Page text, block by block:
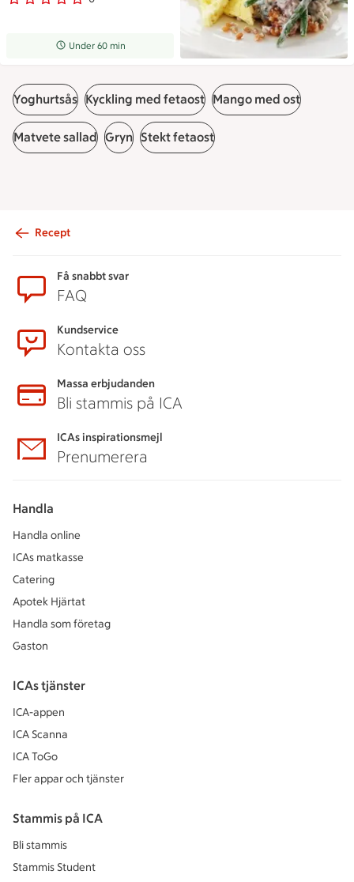
Receptet tar Under 60 min att tillaga
Under 60 min
Yoghurtsås Kyckling med fetaost Mango med ost
Matvete sallad Gryn Stekt fetaost
Recept
Få snabbt svar
FAQ
Kundservice
Kontakta oss
Massa erbjudanden
Bli stammis på ICA
ICAs inspirationsmejl
Prenumerera
Handla
Handla online
ICAs matkasse
Catering
Apotek Hjärtat
Handla som företag
Gaston
ICAs tjänster
ICA-appen
ICA Scanna
ICA ToGo
Fler appar och tjänster
Stammis på ICA
Bli stammis
Stammis Student